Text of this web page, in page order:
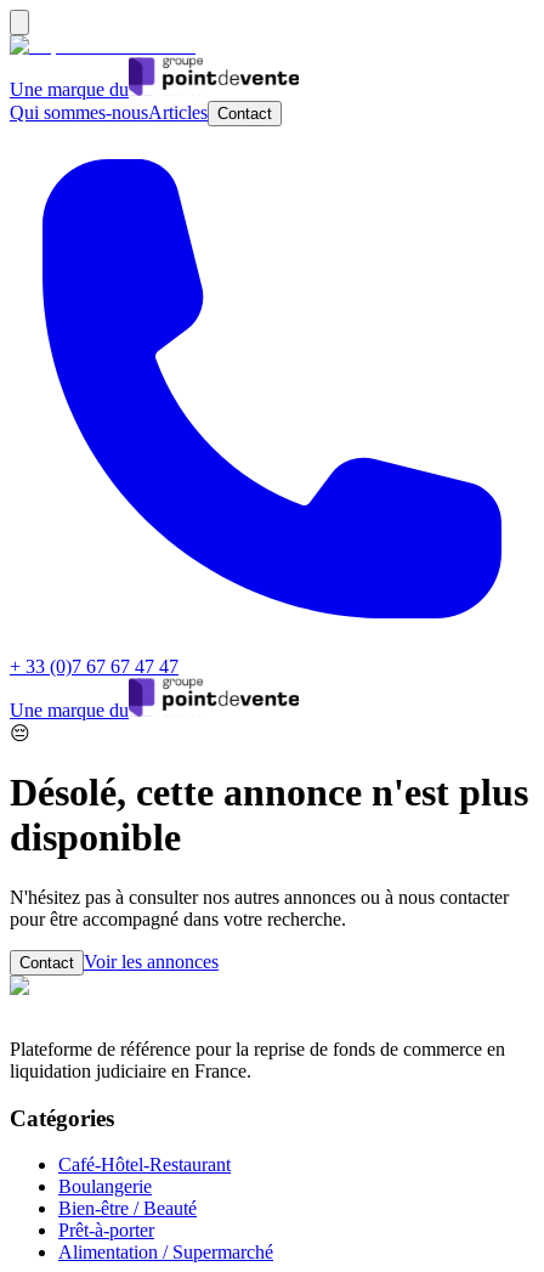
Une marque du
Qui sommes-nousArticles Contact
+ 33 (0)7 67 67 47 47
Une marque du
😔
Désolé, cette annonce n'est plus
disponible
N'hésitez pas à consulter nos autres annonces ou à nous contacter
pour être accompagné dans votre recherche.
Contact Voir les annonces
Plateforme de référence pour la reprise de fonds de commerce en
liquidation judiciaire en France.
Catégories
Café-Hôtel-Restaurant
Boulangerie
Bien-être / Beauté
Prêt-à-porter
Alimentation / Supermarché